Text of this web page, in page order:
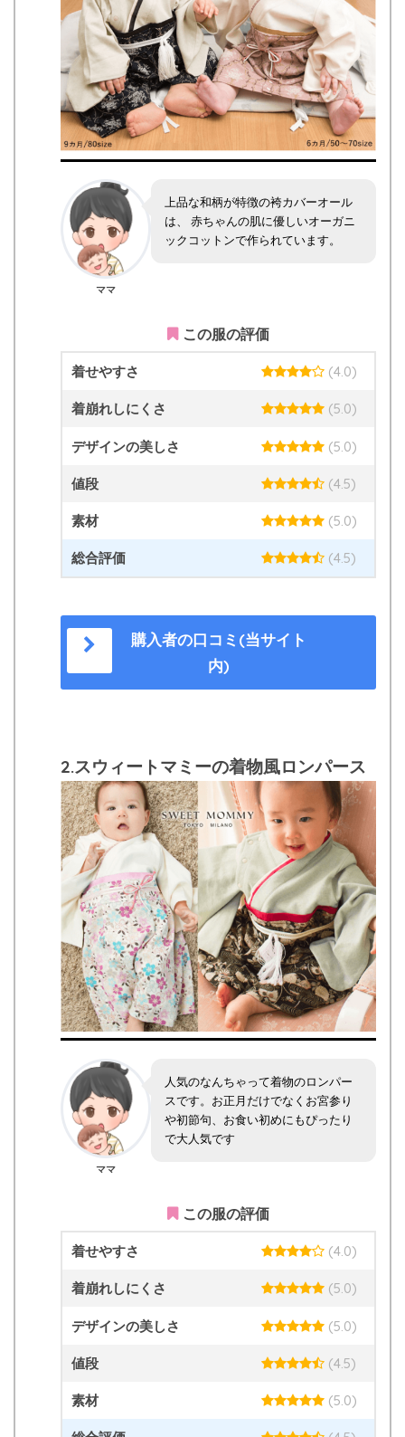
ママ
上品な和柄が特徴の袴カバーオール
は、 赤ちゃんの肌に優しいオーガニ
ックコットンで作られています。
この服の評価
着せやすさ (4.0)
着崩れしにくさ (5.0)
デザインの美しさ (5.0)
値段 (4.5)
素材 (5.0)
総合評価 (4.5)
購入者の口コミ(当サイト
内)
2.スウィートマミーの着物風ロンパース
ママ
人気のなんちゃって着物のロンパー
スです。お正月だけでなくお宮参り
や初節句、お食い初めにもぴったり
で大人気です
この服の評価
着せやすさ (4.0)
着崩れしにくさ (5.0)
デザインの美しさ (5.0)
値段 (4.5)
素材 (5.0)